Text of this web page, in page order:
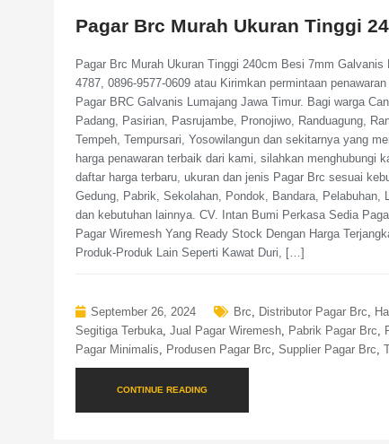
Pagar Brc Murah Ukuran Tinggi
Pagar Brc Murah Ukuran Tinggi 240cm Besi 7mm
4787, 0896-9577-0609 atau Kirimkan permintaan
Pagar BRC Galvanis Lumajang Jawa Timur. Bagi warga
Padang, Pasirian, Pasrujambe, Pronojiwo, Randuagung,
Tempeh, Tempursari, Yosowilangun dan sekitarnya yang
harga penawaran terbaik dari kami, silahkan menghubungi
daftar harga terbaru, ukuran dan jenis Pagar Brc sesuai
Gedung, Pabrik, Sekolahan, Pondok, Bandara,
dan kebutuhan lainnya. CV. Intan Bumi Perkasa Sedia
Pagar Wiremesh Yang Ready Stock Dengan Harga
Produk-Produk Lain Seperti Kawat Duri, […]
September 26, 2024 Brc, Distributor Pagar Brc,
Segitiga Terbuka, Jual Pagar Wiremesh, Pabrik Pagar Brc,
Pagar Minimalis, Produsen Pagar Brc, Supplier Pagar Brc,
CONTINUE READING